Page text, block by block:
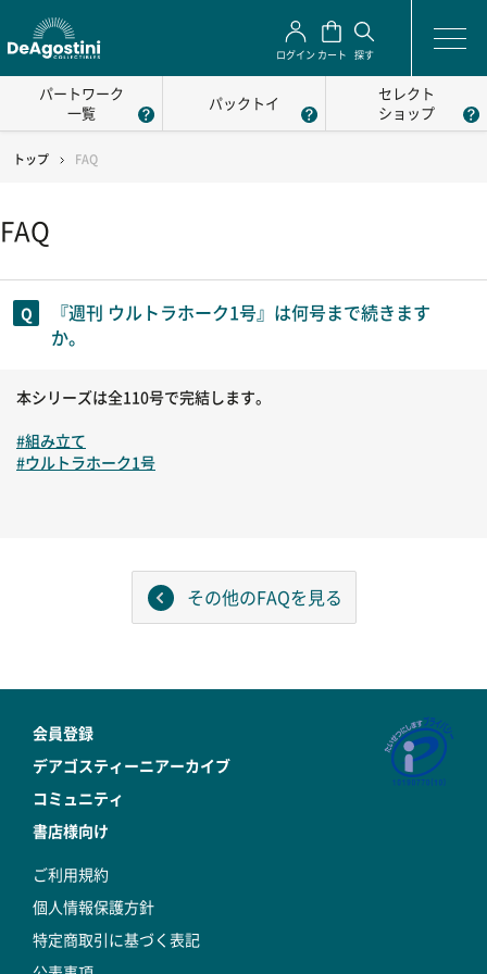
ログイン カート 探す
パートワーク
一覧
パックトイ
セレクト
ショップ
トップ FAQ
FAQ
『週刊 ウルトラホーク1号』は何号まで続きます
か。
本シリーズは全110号で完結します。
#組み立て
#ウルトラホーク1号
その他のFAQを見る
会員登録
デアゴスティーニアーカイブ
コミュニティ
書店様向け
ご利用規約
個人情報保護方針
特定商取引に基づく表記